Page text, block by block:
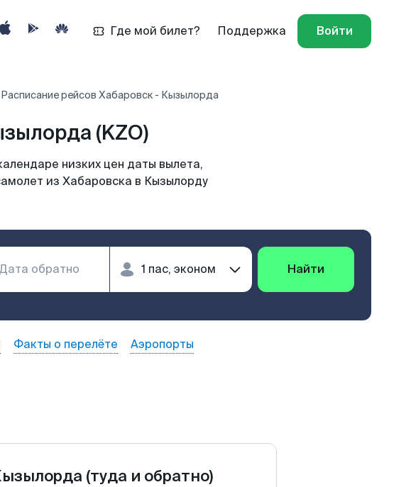
Где мой билет? Поддержка Войти
Расписание рейсов Хабаровск - Кызылорда
(KZO)
низких цен даты вылета,
из Хабаровска в Кызылорду
Найти
Факты о перелёте Аэропорты
(туда и обратно)